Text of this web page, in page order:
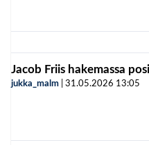
Jacob Friis hakemassa
jukka_malm 31.05.2026 13:05